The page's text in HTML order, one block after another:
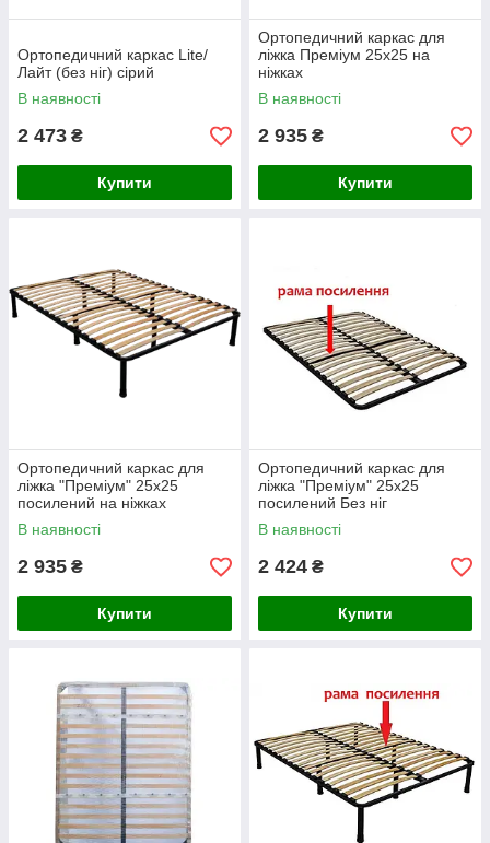
Ортопедичний каркас Lite/
Лайт (без ніг) сірий
В наявності
2 473 ₴
Купити
Ортопедичний каркас для
ліжка Преміум 25х25 на
ніжках
В наявності
2 935 ₴
Купити
Ортопедичний каркас для
ліжка "Преміум" 25х25
посилений на ніжках
В наявності
2 935 ₴
Купити
Ортопедичний каркас для
ліжка "Преміум" 25х25
посилений Без ніг
В наявності
2 424 ₴
Купити